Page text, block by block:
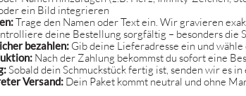
ein Bild integrieren
Trage den Namen oder Text ein. Wir gravieren
deine Bestellung sorgfältig – besonders die
bezahlen: Gib deine Lieferadresse ein und
Nach der Zahlung bekommst du sofort eine
Sobald dein Schmuckstück fertig ist, senden wir es
Versand: Dein Paket kommt neutral und ohne